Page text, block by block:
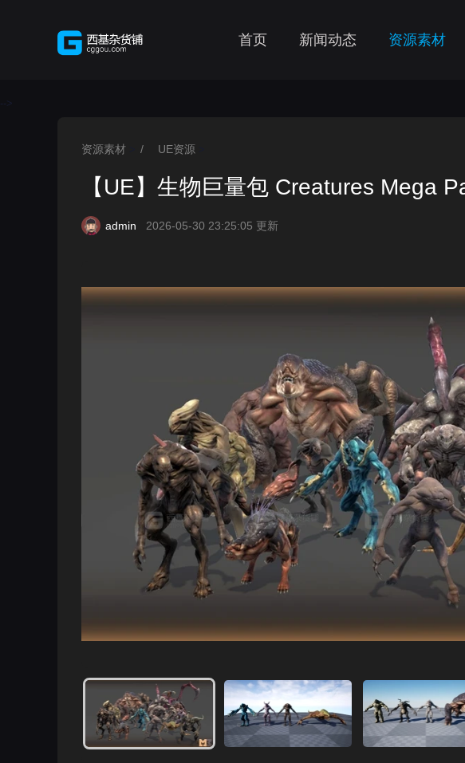
首页 新闻动态 资源素材
-->
资源素材 / UE资源
【UE】生物巨量包 Creatures Mega
admin 2026-05-30 23:25:05 更新